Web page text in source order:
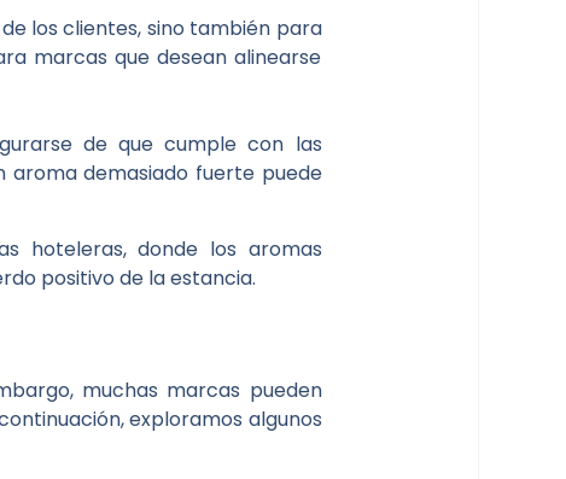
los clientes, sino también para
marcas que desean alinearse
de que cumple con las
aroma demasiado fuerte puede
hoteleras, donde los aromas
positivo de la estancia.
muchas marcas pueden
exploramos algunos